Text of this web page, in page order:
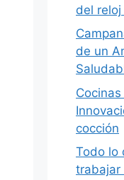
del
de un
cocción
Todo lo
trabajar